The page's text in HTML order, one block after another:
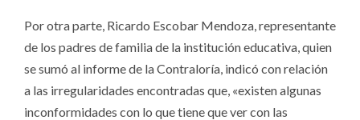
Por otra parte, Ricardo Escobar Mendoza, representante
de los padres de familia de la institución educativa, quien
se sumó al informe de la Contraloría, indicó con relación
a las irregularidades encontradas que, «existen algunas
inconformidades con lo que tiene que ver con las